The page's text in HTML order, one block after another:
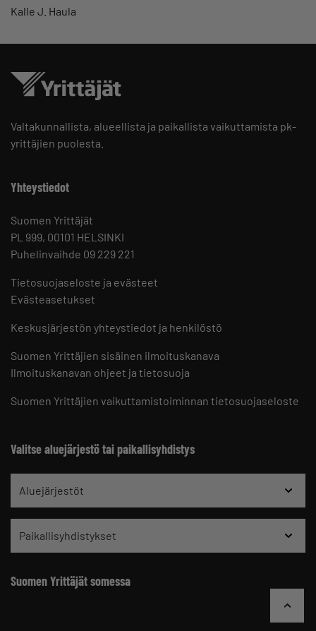
Kalle J. Haula
Valtakunnallista, alueellista ja paikallista vaikuttamista pk-
yrittäjien puolesta.
Yhteystiedot
Suomen Yrittäjät
PL 999, 00101 HELSINKI
Puhelinvaihde 09 229 221
Tietosuojaseloste ja evästeet
Evästeasetukset
Keskusjärjestön yhteystiedot ja henkilöstö
Suomen Yrittäjien sisäinen ilmoituskanava
Ilmoituskanavan ohjeet ja tietosuoja
Suomen Yrittäjien vaikuttamistoiminnan tietosuojaseloste
Valitse aluejärjestö tai paikallisyhdistys
Aluejärjestöt
Paikallisyhdistykset
Suomen Yrittäjät somessa